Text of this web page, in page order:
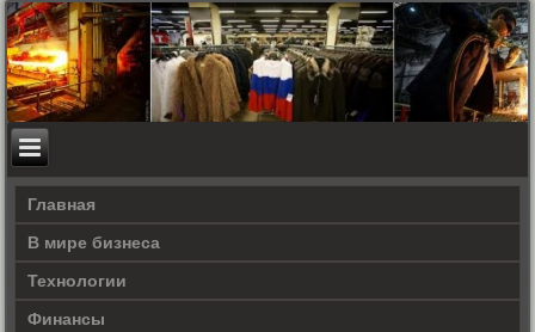
Главная
В мире бизнеса
Технологии
Финансы